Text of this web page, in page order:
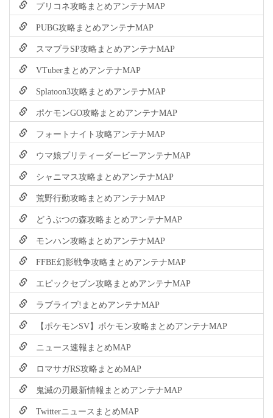
プリコネ攻略まとめアンテナMAP
PUBG攻略まとめアンテナMAP
スマブラSP攻略まとめアンテナMAP
VTuberまとめアンテナMAP
Splatoon3攻略まとめアンテナMAP
ポケモンGO攻略まとめアンテナMAP
フォートナイト攻略アンテナMAP
ウマ娘プリティーダービーアンテナMAP
シャニマス攻略まとめアンテナMAP
荒野行動攻略まとめアンテナMAP
どうぶつの森攻略まとめアンテナMAP
モンハン攻略まとめアンテナMAP
FFBE幻影戦争攻略まとめアンテナMAP
エピックセブン攻略まとめアンテナMAP
ラブライブ!まとめアンテナMAP
【ポケモンSV】ポケモン攻略まとめアンテナMAP
ニュース速報まとめMAP
ロマサガRS攻略まとめMAP
鬼滅の刃最新情報まとめアンテナMAP
TwitterニュースまとめMAP